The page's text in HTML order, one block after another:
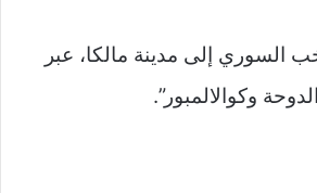
السوري إلى مدينة مالكا، عبر
وكوالالمبور”.